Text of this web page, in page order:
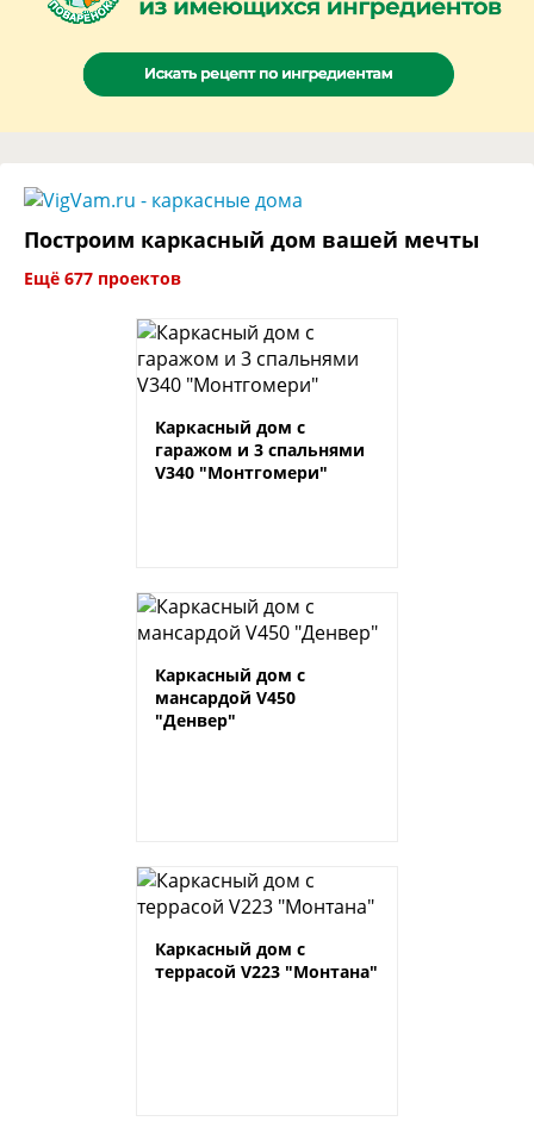
Построим каркасный дом вашей мечты
Ещё 677 проектов
Каркасный дом с
гаражом и 3 спальнями
V340 "Монтгомери"
Каркасный дом с
мансардой V450
"Денвер"
Каркасный дом с
террасой V223 "Монтана"